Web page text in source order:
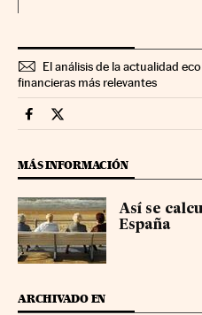
El análisis de la actualidad
financieras más relevantes
Economia Cinco Días en
Economia Cinco Días
MÁS INFORMACIÓN
Así se
España
ARCHIVADO EN